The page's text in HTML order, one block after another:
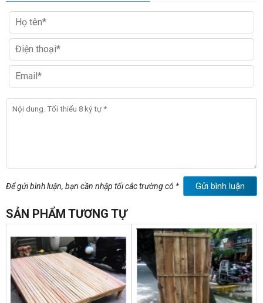
Để gửi bình luận, bạn cần nhập tối các trường có * Gửi bình luận
SẢN PHẨM TƯƠNG TỰ